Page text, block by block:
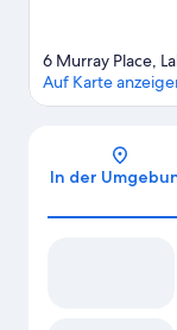
6 Murray Place,
Auf Karte
In der